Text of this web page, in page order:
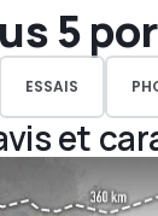
5
ESSAIS
et